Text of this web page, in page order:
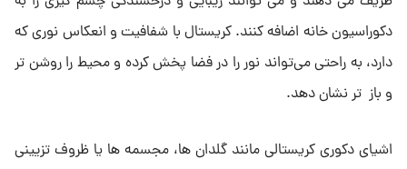
دکوراسیون خانه اضافه کنند. کریستال با شفافیت و انعکاس نوری که
دارد، به ‌راحتی می‌تواند نور را در فضا پخش کرده و محیط را روشن ‌تر
و باز تر نشان دهد.
اشیای دکوری کریستالی مانند گلدان ‌ها، مجسمه ‌ها یا ظروف تزیینی